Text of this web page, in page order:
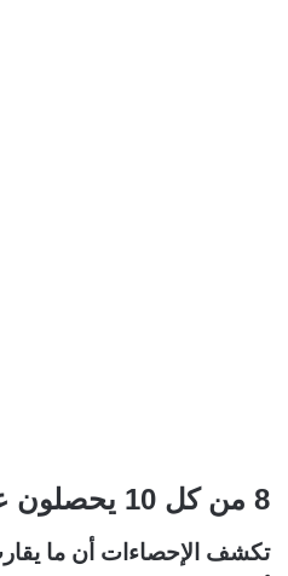
8 من كل 10 يحصلون على فترات أقصر
تكشف الإحصاءات أن ما